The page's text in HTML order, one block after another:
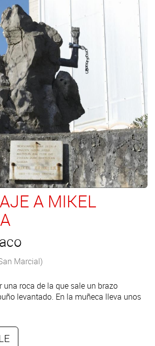
A MIKEL
Marcial)
una roca de la que sale un brazo
levantado. En la muñeca lleva unos